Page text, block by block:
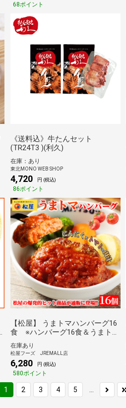
68ポイント
《送料込》牛たんセット
(TR24T3 )(利久)
在庫：あり
東北MONO WEB SHOP
4,720 円 (税込)
86ポイント
【松屋】 うまトマハンバーグ16
食 ※ハンバーグ16食＆うまトマ
ソース16袋（ うまトマ ハンバー
グ トマト にんにく トマトソース
オリジナルソース 簡単調理 牛肉
肉 食事 おつまみ レンジ お惣菜
保存食 防災食 仕送り 非常食【冷
凍】）
在庫あり
松屋フーズ JREMALL店
6,280 円 (税込)
580ポイント
1 2 3 4 5 ...